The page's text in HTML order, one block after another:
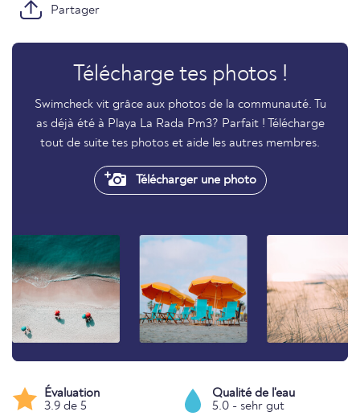
Partager
Télécharge tes photos !
Swimcheck vit grâce aux photos de la communauté. Tu
as déjà été à Playa La Rada Pm3? Parfait ! Télécharge
tout de suite tes photos et aide les autres membres.
Télécharger une photo
Évaluation
3.9 de 5
Qualité de l'eau
5.0 - sehr gut